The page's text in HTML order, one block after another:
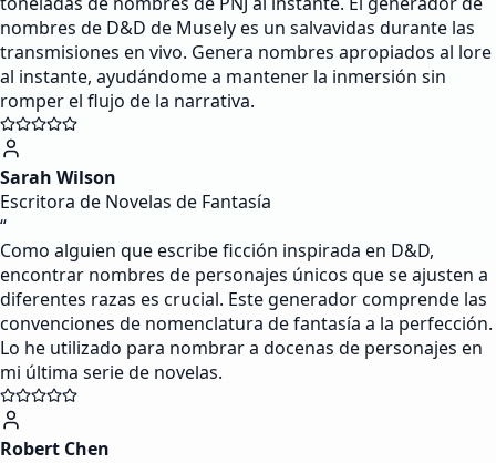
nombres de D&D de Musely es un salvavidas durante las
transmisiones en vivo. Genera nombres apropiados al lore
al instante, ayudándome a mantener la inmersión sin
romper el flujo de la narrativa.
Sarah Wilson
Escritora de Novelas de Fantasía
“
Como alguien que escribe ficción inspirada en D&D,
encontrar nombres de personajes únicos que se ajusten a
diferentes razas es crucial. Este generador comprende las
convenciones de nomenclatura de fantasía a la perfección.
Lo he utilizado para nombrar a docenas de personajes en
mi última serie de novelas.
Robert Chen